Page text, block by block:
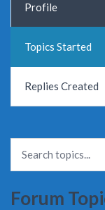
Profile
Topics Started
Replies Created
Forum